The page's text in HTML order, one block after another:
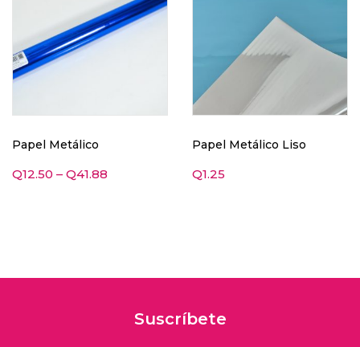
Papel Metálico
Q12.50 – Q41.88
Papel Metálico Liso
Q1.25
Suscríbete